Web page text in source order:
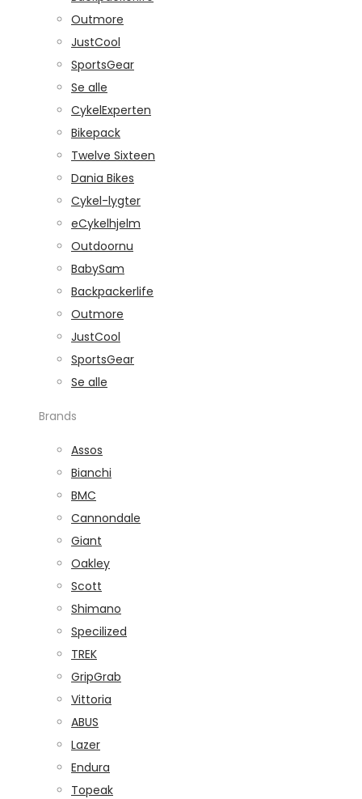
Outmore
JustCool
SportsGear
Se alle
CykelExperten
Bikepack
Twelve Sixteen
Dania Bikes
Cykel-lygter
eCykelhjelm
Outdoornu
BabySam
Backpackerlife
Outmore
JustCool
SportsGear
Se alle
Brands
Assos
Bianchi
BMC
Cannondale
Giant
Oakley
Scott
Shimano
Specilized
TREK
GripGrab
Vittoria
ABUS
Lazer
Endura
Topeak